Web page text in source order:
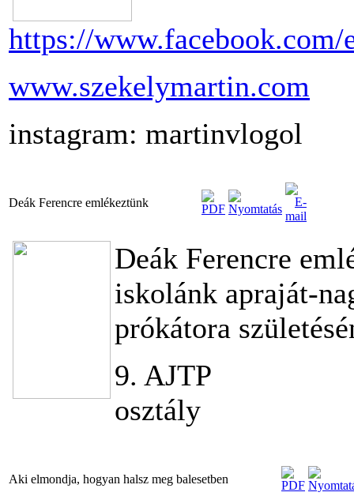
https://www.facebook.com/
www.szekelymartin.com
instagram: martinvlogol
Deák Ferencre emlékeztünk
Deák Ferencre
iskolánk apraját-
prókátora
9. AJTP
osztály
Aki elmondja, hogyan halsz meg balesetben